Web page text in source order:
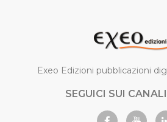
Exeo Edizioni pubblicazioni
SEGUICI SUI